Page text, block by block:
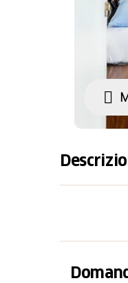
Mastain,
Questa